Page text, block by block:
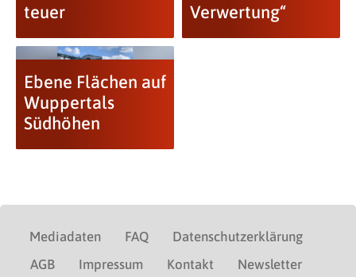
teuer
Verwertung“
Ebene Flächen auf
Wuppertals
Südhöhen
Mediadaten FAQ
Datenschutzerklärung
AGB
Impressum Kontakt Newsletter